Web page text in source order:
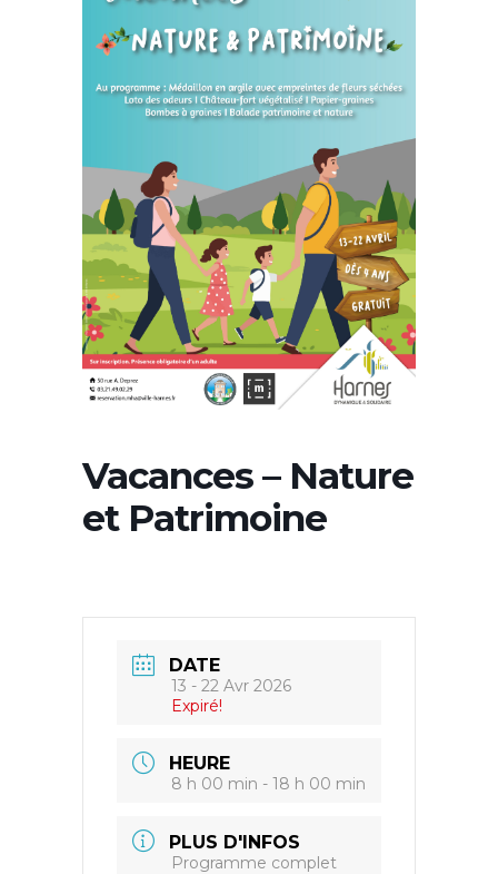
Vacances – Nature
et Patrimoine
DATE
13 - 22 Avr 2026
Expiré!
HEURE
8 h 00 min - 18 h 00 min
PLUS D'INFOS
Programme complet